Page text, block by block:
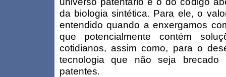
da biologia sintética. Para ele, o
entendido quando a enxergamos
que potencialmente contém
cotidianos, assim como, para o
tecnologia que não seja brecado
patentes.